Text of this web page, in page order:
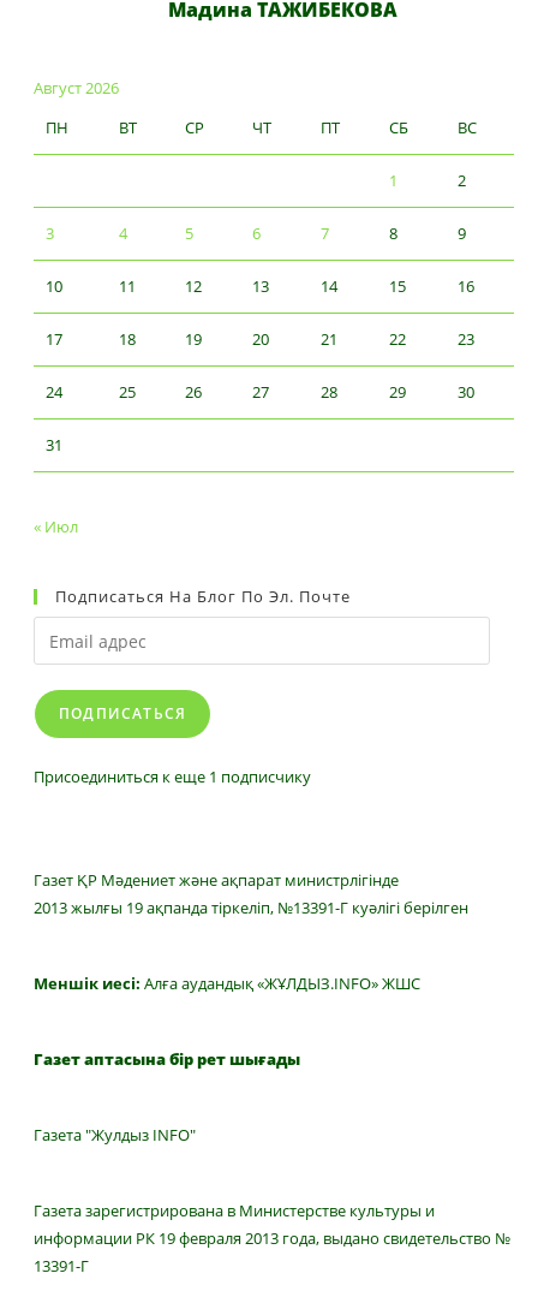
Мадина ТАЖИБЕКОВА
Август 2026
ПН
ВТ СР ЧТ ПТ СБ ВС
1 2
3 4 5 6 7 8 9
10 11 12 13 14 15 16
17 18 19 20 21 22 23
24 25 26 27 28 29 30
31
« Июл
Подписаться На Блог По Эл. Почте
Email
адрес
ПОДПИСАТЬСЯ
Присоединиться к еще 1 подписчику
Газет ҚР Мәдениет және ақпарат министрлігінде
2013 жылғы 19 ақпанда тіркеліп, №13391-Г куәлігі берілген
Меншік иесі: Алға аудандық «ЖҰЛДЫЗ.INFO» ЖШС
Газет аптасына бір рет шығады
Газета "Жулдыз INFO"
Газета зарегистрирована в Министерстве культуры и
информации РК 19 февраля 2013 года, выдано свидетельство №
13391-Г